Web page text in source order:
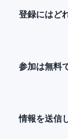
登録にはど
参加は無料
情報を送信